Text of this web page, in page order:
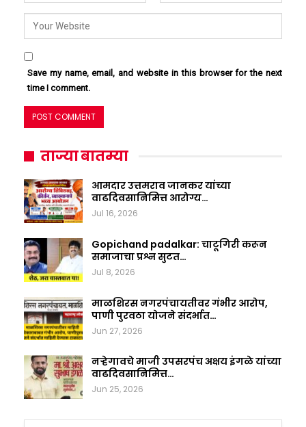
Save my name, email, and website in this browser for the next
time I comment.
ताज्या बातम्या
आमदार उत्तमराव जानकर यांच्या
वाढदिवसानिमित्त आरोग्य…
Jul 16, 2026
Gopichand padalkar: चाटूगिरी करून
समाजाचा प्रश्न सुटत…
Jul 8, 2026
माळशिरस नगरपंचायतीवर गंभीर आरोप,
पाणी पुरवठा योजने संदर्भात…
Jun 27, 2026
नऱ्हेगावचे माजी उपसरपंच अक्षय इंगळे यांच्या
वाढदिवसानिमित्त…
Jun 25, 2026